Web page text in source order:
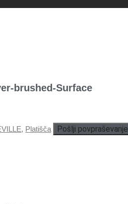
brushed-Surface
, Platišča Pošlji povpraševanje